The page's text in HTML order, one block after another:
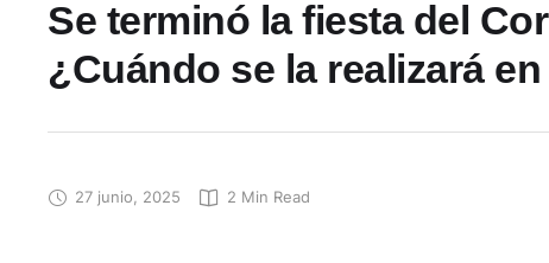
Se terminó la fiesta del
¿Cuándo se la realizará en
27 junio, 2025 2 Min Read